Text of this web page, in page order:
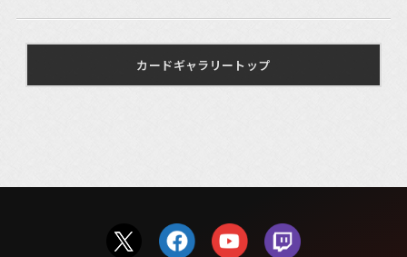
カードギャラリートップ